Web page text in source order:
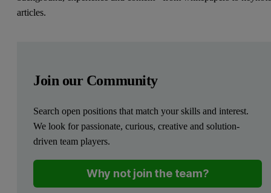
articles.
Join our Community
Search open positions that match your skills and interest.
We look for passionate, curious, creative and solution-
driven team players.
Why not join the team?